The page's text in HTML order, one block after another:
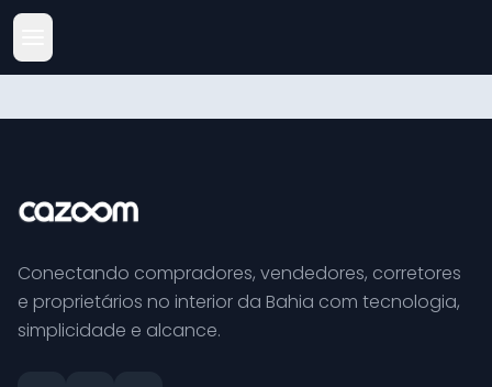
Conectando compradores, vendedores, corretores
e proprietários no interior da Bahia com tecnologia,
simplicidade e alcance.